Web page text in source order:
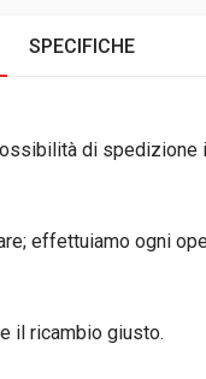
SPECIFICHE
di spedizione
effettuiamo ogni
il ricambio giusto.